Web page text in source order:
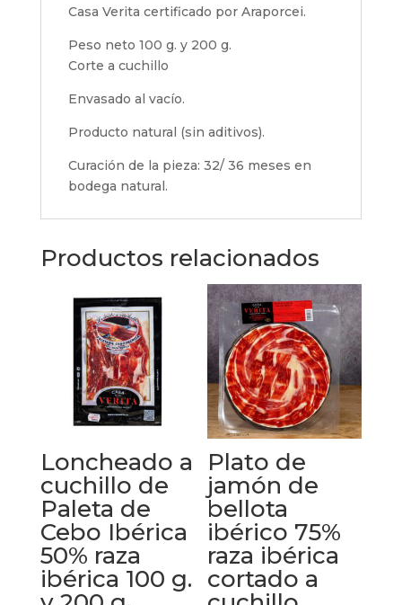
Casa Verita certificado por Araporcei.
Peso neto 100 g. y 200 g.
Corte a cuchillo
Envasado al vacío.
Producto natural (sin aditivos).
Curación de la pieza: 32/ 36 meses en
bodega natural.
Productos relacionados
Loncheado a
cuchillo de
Paleta de
Cebo Ibérica
50% raza
ibérica 100 g.
Plato de
jamón de
bellota
ibérico 75%
raza ibérica
cortado a